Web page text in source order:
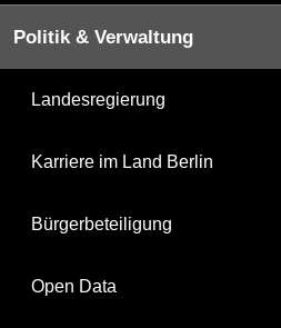
Politik & Verwaltung
Landesregierung
Karriere im Land Berlin
Bürgerbeteiligung
Open Data